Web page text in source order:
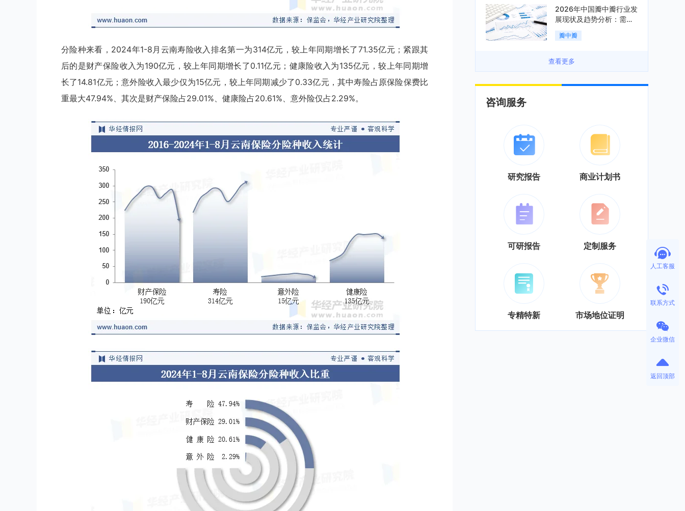
分险种来看，2024年1-8月云南寿险收入排名第一为314亿元，较上年同期增长了71.35亿元；紧跟其
后的是财产保险收入为190亿元，较上年同期增长了0.11亿元；健康险收入为135亿元，较上年同期增
长了14.81亿元；意外险收入最少仅为15亿元，较上年同期减少了0.33亿元，其中寿险占原保险保费比
重最大47.94%、其次是财产保险占29.01%、健康险占20.61%、意外险仅占2.29%。
2026年中国瓣中瓣行业发
展现状及趋势分析：需求
可持续释放，市场发展前
景良好「图」
瓣中瓣
查看更多
咨询服务
研究报告 商业计划书
可研报告 定制服务
专精特新 市场地位证明
人工客服
联系方式
企业微信
返回顶部